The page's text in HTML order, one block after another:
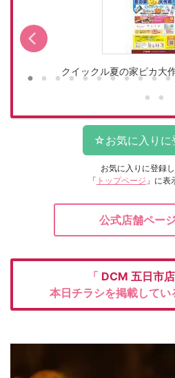
クイックル夏の家ピカ大
お気に入りに登録
「 トップページ 」に表
公式店舗ペー
「 DCM 五日市店
本日チラシを掲載してい